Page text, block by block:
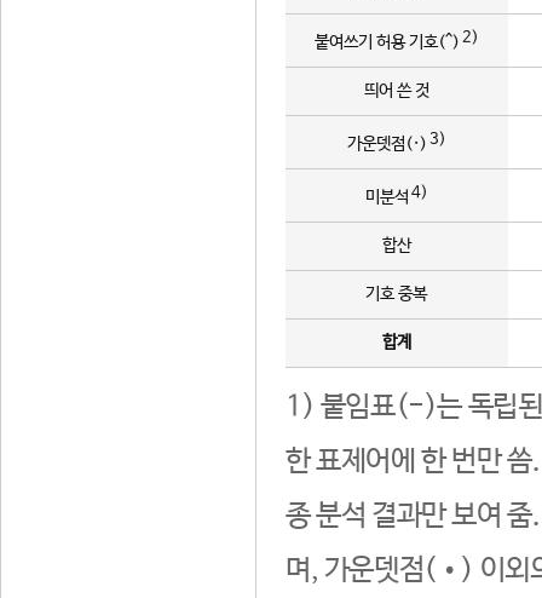
붙여쓰기 허용 기호(^) 2)
띄어 쓴 것
가운뎃점(·) 3)
미분석 4)
합산
기호 중복
합계
1) 붙임표(-)는 독립된
한 표제어에 한 번만
종 분석 결과만 보여
며, 가운뎃점(•) 이외